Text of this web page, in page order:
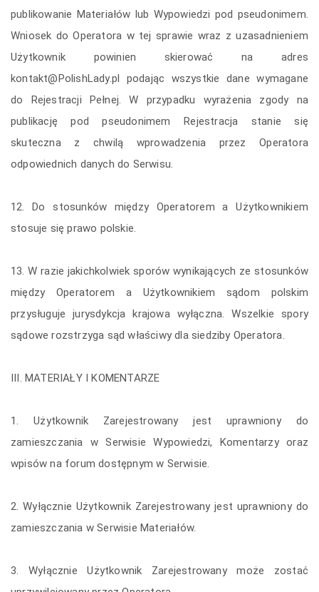
publikowanie Materiałów lub Wypowiedzi pod pseudonimem.
Wniosek do Operatora w tej sprawie wraz z uzasadnieniem
Użytkownik powinien skierować na adres
kontakt@PolishLady.pl podając wszystkie dane wymagane
do Rejestracji Pełnej. W przypadku wyrażenia zgody na
publikację pod pseudonimem Rejestracja stanie się
skuteczna z chwilą wprowadzenia przez Operatora
odpowiednich danych do Serwisu.
12. Do stosunków między Operatorem a Użytkownikiem
stosuje się prawo polskie.
13. W razie jakichkolwiek sporów wynikających ze stosunków
między Operatorem a Użytkownikiem sądom polskim
przysługuje jurysdykcja krajowa wyłączna. Wszelkie spory
sądowe rozstrzyga sąd właściwy dla siedziby Operatora.
III. MATERIAŁY I KOMENTARZE
1. Użytkownik Zarejestrowany jest uprawniony do
zamieszczania w Serwisie Wypowiedzi, Komentarzy oraz
wpisów na forum dostępnym w Serwisie.
2. Wyłącznie Użytkownik Zarejestrowany jest uprawniony do
zamieszczania w Serwisie Materiałów.
3. Wyłącznie Użytkownik Zarejestrowany może zostać